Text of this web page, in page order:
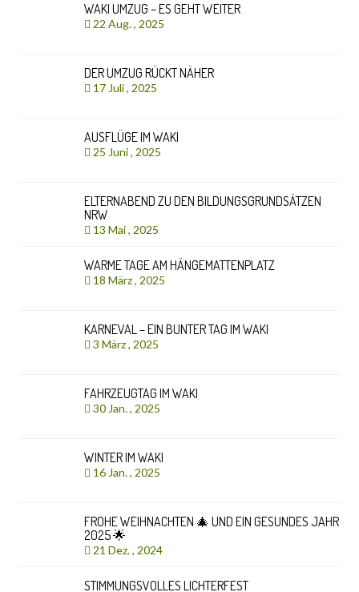
WAKI UMZUG – ES GEHT WEITER
22 Aug. , 2025
DER UMZUG RÜCKT NÄHER
17 Juli , 2025
AUSFLÜGE IM WAKI
25 Juni , 2025
ELTERNABEND ZU DEN BILDUNGSGRUNDSÄTZEN
NRW
13 Mai , 2025
WARME TAGE AM HÄNGEMATTENPLATZ
18 März , 2025
KARNEVAL – EIN BUNTER TAG IM WAKI
3 März , 2025
FAHRZEUGTAG IM WAKI
30 Jan. , 2025
WINTER IM WAKI
16 Jan. , 2025
FROHE WEIHNACHTEN 🎄 UND EIN GESUNDES JAHR
2025 🌟
21 Dez. , 2024
STIMMUNGSVOLLES LICHTERFEST